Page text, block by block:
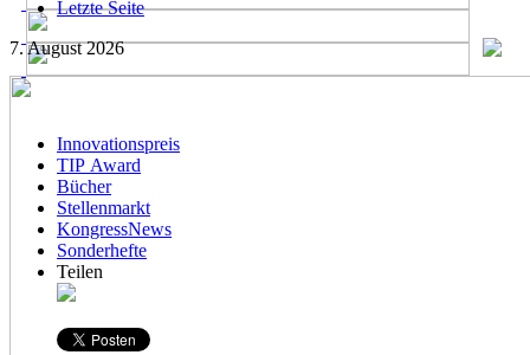
Letzte Seite
7. August 2026
Innovationspreis
TIP Award
Bücher
Stellenmarkt
KongressNews
Sonderhefte
Teilen